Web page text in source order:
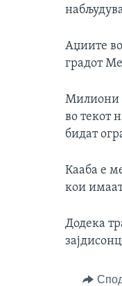
Аџиите
градот
Милиони
во текот
бидат
Кааба е
кои
Додека